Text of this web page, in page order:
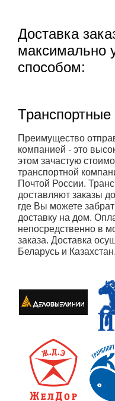
Доставка
максимально
способом:
Преимущество
компанией - это
этом зачастую
транспортной
Почтой России.
доставляют заказы
где Вы можете
доставку на дом.
непосредственно в
заказа. Доставка
Беларусь и Казахстан.